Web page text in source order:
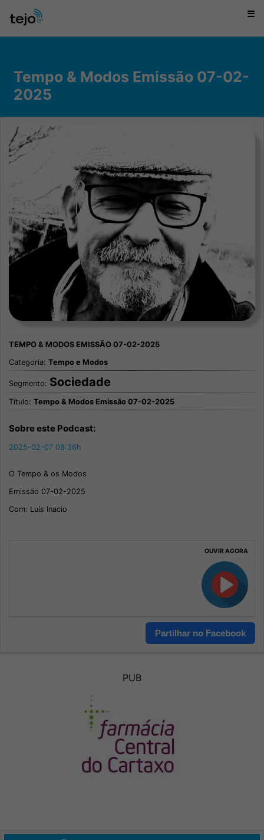
☰
Tempo & Modos Emissão 07-02-
2025
Categoria: Tempo e Modos
Segmento: Sociedade
Título: Tempo & Modos Emissão 07-02-2025
Sobre este Podcast:
2025-02-07 08:36h
O Tempo & os Modos
Emissão 07-02-2025
Com: Luís Inacio
OUVIR AGORA
Partilhar no Facebook
PUB